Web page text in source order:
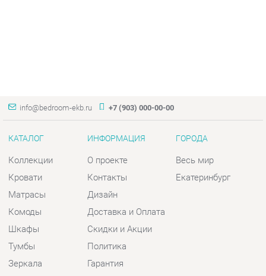
КАТАЛОГ
Матрасы
Комоды
Шкафы
Тумбы
Зеркала
Столы
Мягкая мебель
ИНФОРМАЦИЯ
Дизайн
Доставка и Оплата
Скидки и Акции
Политика
Гарантия
Помощь
ГОРОДА